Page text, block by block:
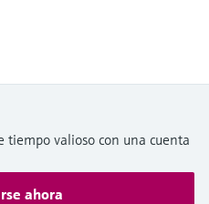
tiempo valioso con una cuenta
ahora